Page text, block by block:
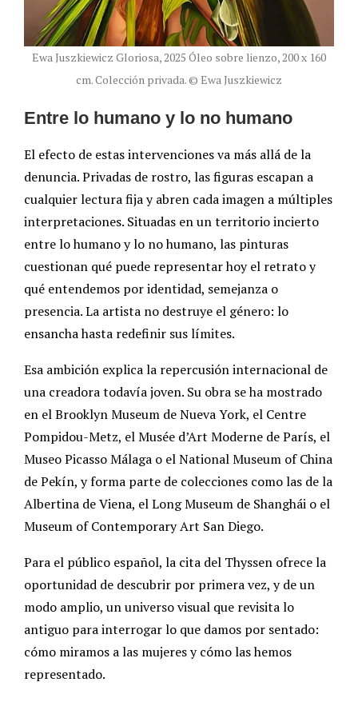
Ewa Juszkiewicz Gloriosa, 2025 Óleo sobre lienzo, 200 x 160
cm. Colección privada. © Ewa Juszkiewicz
Entre lo humano y lo no humano
El efecto de estas intervenciones va más allá de la
denuncia. Privadas de rostro, las figuras escapan a
cualquier lectura fija y abren cada imagen a múltiples
interpretaciones. Situadas en un territorio incierto
entre lo humano y lo no humano, las pinturas
cuestionan qué puede representar hoy el retrato y
qué entendemos por identidad, semejanza o
presencia. La artista no destruye el género: lo
ensancha hasta redefinir sus límites.
Esa ambición explica la repercusión internacional de
una creadora todavía joven. Su obra se ha mostrado
en el Brooklyn Museum de Nueva York, el Centre
Pompidou-Metz, el Musée d’Art Moderne de París, el
Museo Picasso Málaga o el National Museum of China
de Pekín, y forma parte de colecciones como las de la
Albertina de Viena, el Long Museum de Shanghái o el
Museum of Contemporary Art San Diego.
Para el público español, la cita del Thyssen ofrece la
oportunidad de descubrir por primera vez, y de un
modo amplio, un universo visual que revisita lo
antiguo para interrogar lo que damos por sentado:
cómo miramos a las mujeres y cómo las hemos
representado.